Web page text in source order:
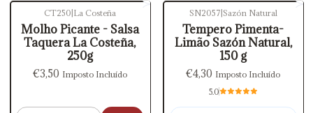
CT250 La Costeña
Molho Picante - Salsa
Taquera La Costeña,
250g
€3,50 Imposto Incluído
Esgotado
SN2057 Sazón Natural
Tempero Pimenta-
Limão Sazón Natural,
150 g
€4,30 Imposto Incluído
5.0